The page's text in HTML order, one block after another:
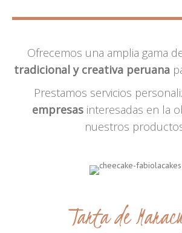
Ofrecemos una amplia gama
tradicional y creativa peruana
Prestamos servicios
empresasinteresadas en la
nuestros
Tarta de